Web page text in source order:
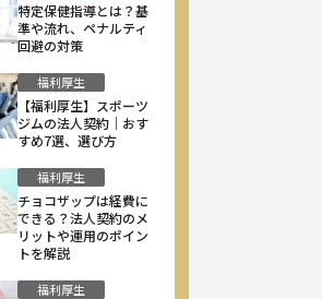
特定保健指導とは？基
準や流れ、ペナルティ
回避の対策
福利厚生
【福利厚生】スポーツ
ジムの法人契約｜おす
すめ7選、選び方
福利厚生
チョコザップは経費に
できる？法人契約のメ
リットや運用のポイン
トを解説
福利厚生